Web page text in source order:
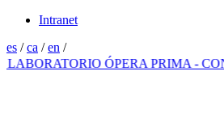
Intranet
es /ca /en /
ÓPERA PRIMA -